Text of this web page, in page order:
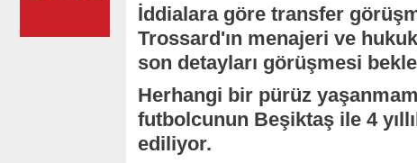
İddialara göre transfer
Trossard'ın menajeri ve
son detayları görüşmesi
Herhangi bir pürüz
futbolcunun Beşiktaş ile 4
ediliyor.